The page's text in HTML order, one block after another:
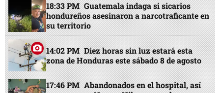
18:33 PM Guatemala indaga si sicarios
hondureños asesinaron a narcotraficante en
su territorio
14:02 PM Diez horas sin luz estará esta
zona de Honduras este sábado 8 de agosto
17:46 PM Abandonados en el hospital, así